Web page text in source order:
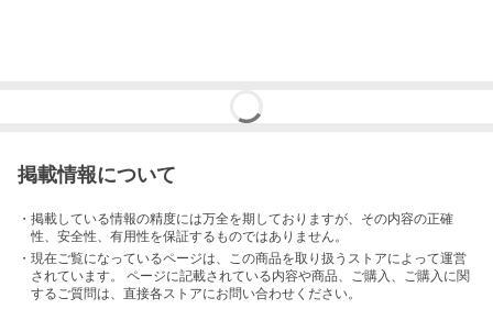
掲載情報について
・掲載している情報の精度には万全を期しておりますが、その内容の正確
性、安全性、有用性を保証するものではありません。
・現在ご覧になっているページは、この商品を取り扱うストアによって運営
されています。 ページに記載されている内容や商品、ご購入 、ご購入に関
するご質問は、直接各ストアにお問い合わせください。